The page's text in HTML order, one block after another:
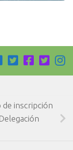
inscripción